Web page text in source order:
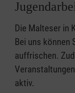
Die Malteser in
Bei uns können
auffrischen.
aktiv.